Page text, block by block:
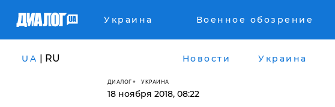
Украина Военное обозрение
UA | RU Новости Украина
ДИАЛОГ УКРАИНА
18 ноября 2018, 08:22